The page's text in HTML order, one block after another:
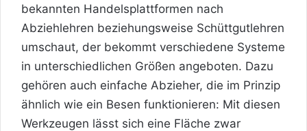
bekannten Handelsplattformen nach
Abziehlehren beziehungsweise Schüttgutlehren
umschaut, der bekommt verschiedene Systeme
in unterschiedlichen Größen angeboten. Dazu
gehören auch einfache Abzieher, die im Prinzip
ähnlich wie ein Besen funktionieren: Mit diesen
Werkzeugen lässt sich eine Fläche zwar